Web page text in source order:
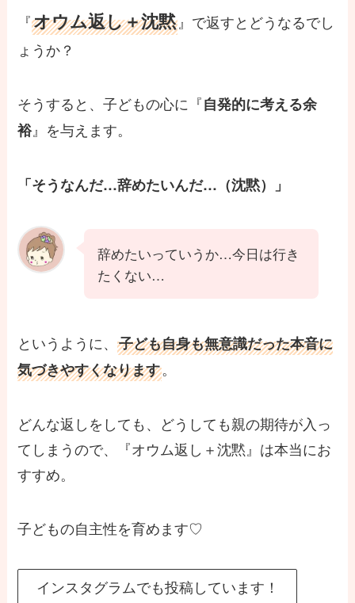
『オウム返し＋沈黙 』で返すとどうなるでし
ょうか？
そうすると、子どもの心に『自発的に考える余
裕』を与えます。
「そうなんだ…辞めたいんだ…（沈黙）」
辞めたいっていうか…今日は行き
たくない…
というように、子ども自身も無意識だった本音に
気づきやすくなります。
どんな返しをしても、どうしても親の期待が入っ
てしまうので、『オウム返し＋沈黙』は本当にお
すすめ。
子どもの自主性を育めます♡
インスタグラムでも投稿しています！